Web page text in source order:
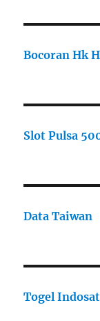
Bocoran Hk
Slot Pulsa
Data Taiwan
Togel Indosat